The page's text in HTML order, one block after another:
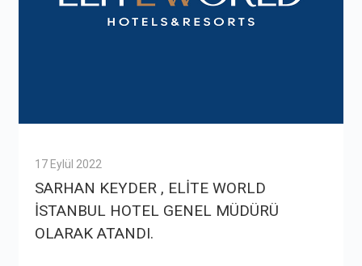
17 Eylül 2022
SARHAN KEYDER , ELİTE WORLD
İSTANBUL HOTEL GENEL MÜDÜRÜ
OLARAK ATANDI.